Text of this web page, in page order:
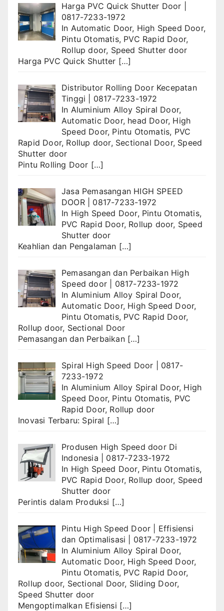
Harga PVC Quick Shutter Door |
0817-7233-1972
In Automatic Door, High Speed Door,
Pintu Otomatis, PVC Rapid Door,
Rollup door, Speed Shutter door
Harga PVC Quick Shutter […]
Distributor Rolling Door Kecepatan
Tinggi | 0817-7233-1972
In Aluminium Alloy Spiral Door,
Automatic Door, head Door, High
Speed Door, Pintu Otomatis, PVC
Rapid Door, Rollup door, Sectional Door, Speed
Shutter door
Pintu Rolling Door […]
Jasa Pemasangan HIGH SPEED
DOOR | 0817-7233-1972
In High Speed Door, Pintu Otomatis,
PVC Rapid Door, Rollup door, Speed
Shutter door
Keahlian dan Pengalaman […]
Pemasangan dan Perbaikan High
Speed door | 0817-7233-1972
In Aluminium Alloy Spiral Door,
Automatic Door, High Speed Door,
Pintu Otomatis, PVC Rapid Door,
Rollup door, Sectional Door
Pemasangan dan Perbaikan […]
Spiral High Speed Door | 0817-
7233-1972
In Aluminium Alloy Spiral Door, High
Speed Door, Pintu Otomatis, PVC
Rapid Door, Rollup door
Inovasi Terbaru: Spiral […]
Produsen High Speed door Di
Indonesia | 0817-7233-1972
In High Speed Door, Pintu Otomatis,
PVC Rapid Door, Rollup door, Speed
Shutter door
Perintis dalam Produksi […]
Pintu High Speed Door | Effisiensi
dan Optimalisasi | 0817-7233-1972
In Aluminium Alloy Spiral Door,
Automatic Door, High Speed Door,
Pintu Otomatis, PVC Rapid Door,
Rollup door, Sectional Door, Sliding Door,
Speed Shutter door
Mengoptimalkan Efisiensi […]